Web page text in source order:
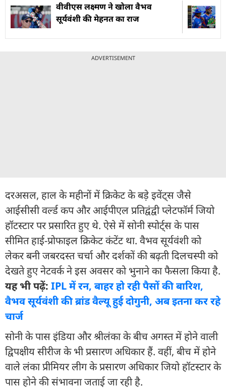
वीवीएस लक्ष्मण ने खोला वैभव
सूर्यवंशी की मेहनत का राज
ADVERTISEMENT
दरअसल, हाल के महीनों में क्रिकेट के बड़े इवेंट्स जैसे
आईसीसी वर्ल्ड कप और आईपीएल प्रतिद्वंद्वी प्लेटफॉर्म ज‍ियो
हॉटस्टार पर प्रसारित हुए थे. ऐसे में सोनी स्पोर्ट्स के पास
सीमित हाई-प्रोफाइल क्रिकेट कंटेंट था. वैभव सूर्यवंशी को
लेकर बनी जबरदस्त चर्चा और दर्शकों की बढ़ती दिलचस्पी को
देखते हुए नेटवर्क ने इस अवसर को भुनाने का फैसला किया है.
यह भी पढ़ें: IPL में रन, बाहर हो रही पैसों की बार‍िश,
वैभव सूर्यवंशी की ब्रांड वैल्यू हुई दोगुनी, अब इतना कर रहे
चार्ज
सोनी के पास इंड‍िया और श्रीलंका के बीच अगस्त में होने वाली
द्विपक्षीय सीरीज के भी प्रसारण अधिकार हैं. वहीं, बीच में होने
वाले लंका प्रीम‍ियर लीग के प्रसारण अधिकार ज‍ियो हॉटस्टार के
पास होने की संभावना जताई जा रही है.